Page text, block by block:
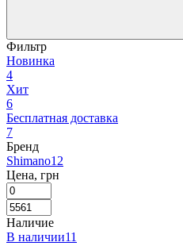
Фильтр
Новинка
4
Хит
6
Бесплатная доставка
7
Бренд
Shimano12
Цена, грн
Наличие
В наличии11